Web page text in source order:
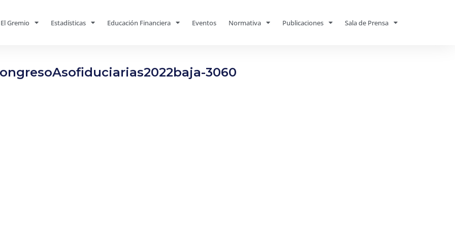
El Gremio Estadísticas Educación Financiera Eventos Normativa Publicaciones Sala de Prensa
3060